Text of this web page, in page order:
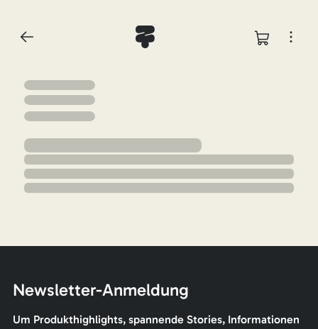
Newsletter-Anmeldung
Um Produkthighlights, spannende Stories, Informationen